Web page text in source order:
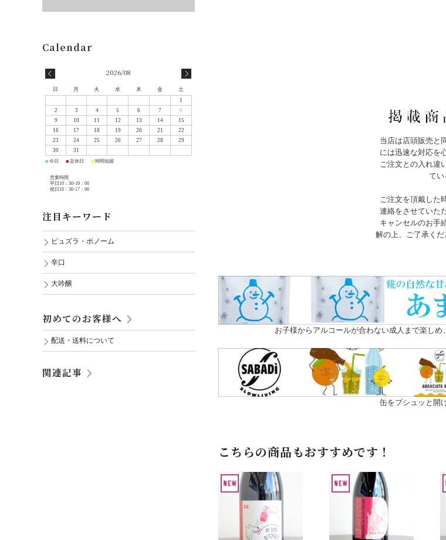
当店は店頭販売と
には迅速な対応を
ご注文との入れ違
てい
ご注文を頂戴した
連絡をさせていた
キャンセルのお手
解の上、ご了承くだ
お子様からアルコールが合わない成人まで楽し
缶をプシュッと開
こちらの商品もおすすめです！
2026/08
日 月 火 水 木 金
土
1
2
3 4 5 6 7
8
9
10 11 12 13 14
15
16
17 18 19 20 21
22
23
24 25 26 27 28
29
30
31
■ 今日 ■ 定休日 ■ 時間短縮
営業時間
平日10：30-19：00
祝日10：30-17：00
注目キーワード
ピュズラ・ボノーム
辛口
大吟醸
初めてのお客様へ
配送・送料について
関連記事